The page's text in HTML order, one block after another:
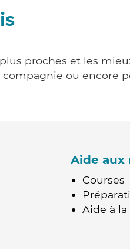
proches et les
ou encore
Aide aux
Courses
Aide à la